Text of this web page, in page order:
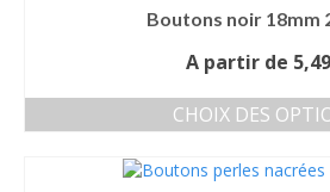
la
page
du
produit
Les
options
peuvent
choisies
Boutons noir 18mm
A partir de 5,49
CHOIX DES
produit